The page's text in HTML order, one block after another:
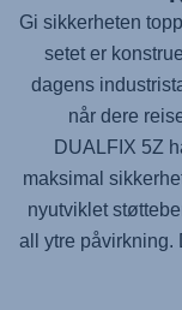
Gi sikkerheten
setet er
dagens
når dere
DUALFIX 5Z
maksimal
nyutviklet
all ytre påvirkning.